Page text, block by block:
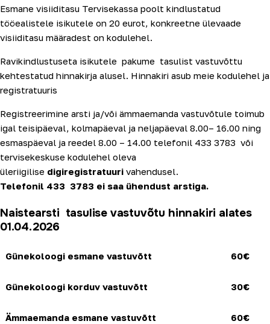
Esmane visiiditasu Tervisekassa poolt kindlustatud
tööealistele isikutele on 20 eurot, konkreetne ülevaade
visiiditasu määradest on kodulehel.
Ravikindlustuseta isikutele pakume tasulist vastuvõttu
kehtestatud hinnakirja alusel. Hinnakiri asub meie kodulehel ja
registratuuris
Registreerimine arsti ja/või ämmaemanda vastuvõtule toimub
igal teisipäeval, kolmapäeval ja neljapäeval 8.00– 16.00 ning
esmaspäeval ja reedel 8.00 – 14.00 telefonil 433 3783 või
tervisekeskuse kodulehel oleva
üleriigilise digiregistratuuri vahendusel.
Telefonil 433 3783 ei saa ühendust arstiga.
Naistearsti tasulise vastuvõtu hinnakiri alates
01.04.2026
Günekoloogi esmane vastuvõtt 60€
Günekoloogi korduv vastuvõtt 30€
Ämmaemanda esmane vastuvõtt 60€